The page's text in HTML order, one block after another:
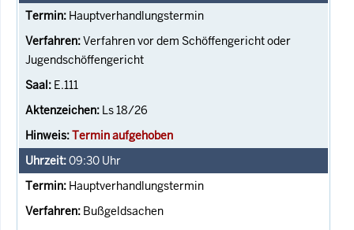
Hauptverhandlungstermin
Verfahren vor dem Schöffengericht oder
Jugendschöffengericht
E.111
Ls 18/26
Termin aufgehoben
09:30 Uhr
Hauptverhandlungstermin
Bußgeldsachen